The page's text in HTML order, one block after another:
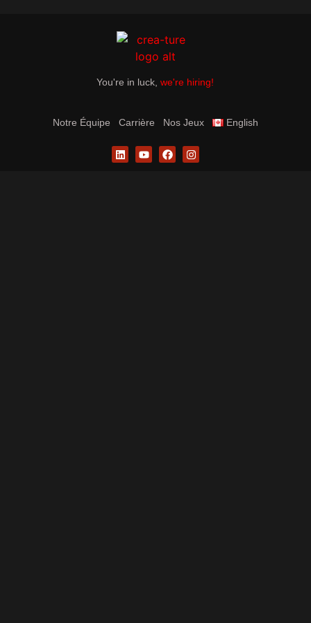
You're in luck, we're hiring!
Notre Équipe Carrière Nos Jeux English